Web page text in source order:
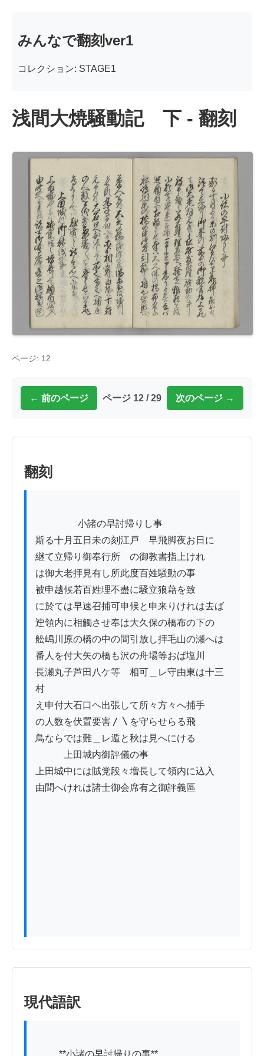
みんなで翻刻ver1
コレクション: STAGE1
浅間大焼騒動記 下 - 翻刻
ページ: 12
← 前のページ ページ 12 / 29 次のページ →
翻刻
斯る十月五日未の刻江戸ゟ早飛脚夜お日に
継て立帰り御奉行所ゟの御教書指上けれ
は御大老拝見有し所此度百姓騒動の事
被申越候若百姓理不盡に騒立狼藉を致
に於ては早速召捕可申候と申来りけれは去ば
迚領内に相觸させ奉は大久保の橋布の下の
舩嶋川原の橋の中の間引放し拝毛山の瀬へは
番人を付大矢の橋も沢の舟場等おば塩川
長瀬丸子芦田八ケ等ゟ相可＿レ守由東は十三
村
え申付大石口ヘ出張して所々方々へ捕手
の人数を伏置要害〳〵を守らせらる飛
鳥ならでは難＿レ遁と秋は見へにける
上田城内御評儀の事
上田城中には賊党段々増長して領内に込入
由聞へけれは諸士御会席有之御評義區
現代語訳